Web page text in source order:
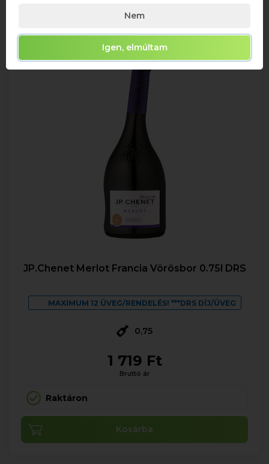
JP.Chenet Merlot Francia Vörösbor 0.75l DRS
MAXIMUM 12 ÜVEG/RENDELÉS! ***DRS DÍJ/ÜVEG
0,75
1 719 Ft
Bruttó ár
Raktáron
Kosárba
Nem
Igen, elmúltam